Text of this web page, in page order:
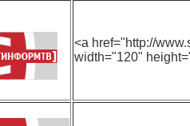
<a href="http://
width="120"